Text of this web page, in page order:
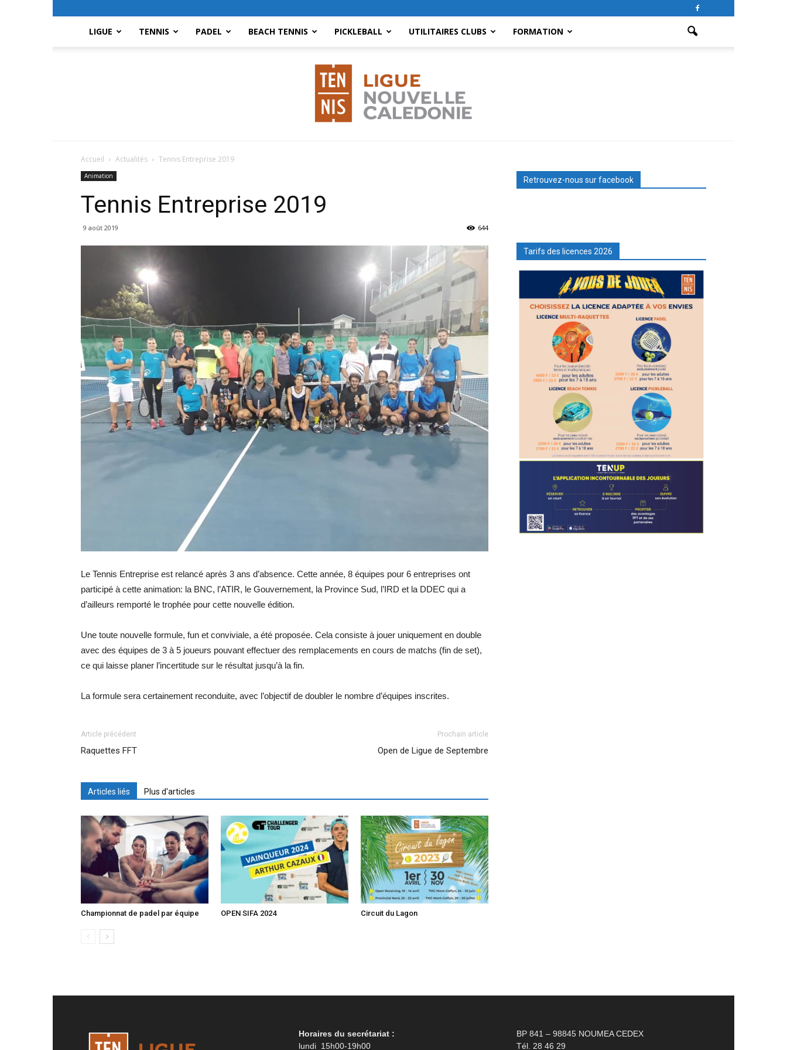
LIGUE TENNIS PADEL BEACH TENNIS PICKLEBALL UTILITAIRES CLUBS FORMATION
Caledonienne
de
tennis
Accueil Actualités Tennis Entreprise 2019
Animation
Tennis Entreprise 2019
9 août 2019 644
Le Tennis Entreprise est relancé après 3 ans d’absence. Cette année, 8 équipes pour 6 entreprises ont
participé à cette animation: la BNC, l’ATIR, le Gouvernement, la Province Sud, l’IRD et la DDEC qui a
d’ailleurs remporté le trophée pour cette nouvelle édition.
Une toute nouvelle formule, fun et conviviale, a été proposée. Cela consiste à jouer uniquement en double
avec des équipes de 3 à 5 joueurs pouvant effectuer des remplacements en cours de matchs (fin de set),
ce qui laisse planer l’incertitude sur le résultat jusqu’à la fin.
La formule sera certainement reconduite, avec l’objectif de doubler le nombre d’équipes inscrites.
Article précédent
Raquettes FFT
Prochain article
Open de Ligue de Septembre
Articles liés Plus d'articles
Championnat de padel par équipe OPEN SIFA 2024 Circuit du Lagon
Retrouvez-nous sur facebook
Tarifs des licences 2026
Horaires du secrétariat :
lundi 15h00-19h00
BP 841 – 98845 NOUMEA CEDEX
Tél. 28 46 29